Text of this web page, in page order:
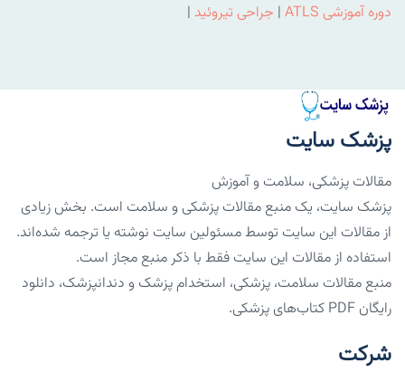
دوره آموزشی ATLS | جراحی تیروئید |
پزشک سایت
مقالات پزشکی، سلامت و آموزش
پزشک سایت، یک منبع مقالات پزشکی و سلامت است. بخش زیادی
از مقالات این سایت توسط مسئولین سایت نوشته یا ترجمه شده‌اند.
استفاده از مقالات این سایت فقط با ذکر منبع مجاز است.
منبع مقالات سلامت، پزشکی، استخدام پزشک و دندانپزشک، دانلود
رایگان PDF کتاب‌های پزشکی.
شرکت